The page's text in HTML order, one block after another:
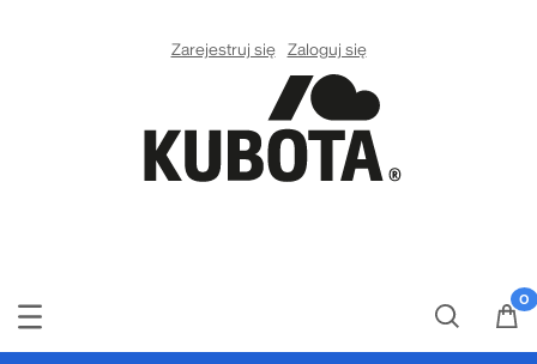
Zarejestruj się Zaloguj się